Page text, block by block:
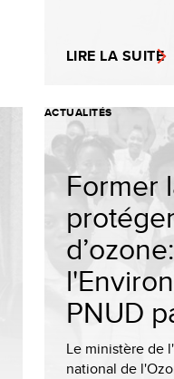
LIRE LA SUITE
ACTUALITÉS
Former
PNUD
Le ministère de
national de